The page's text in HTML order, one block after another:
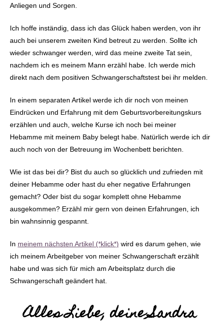
Anliegen und Sorgen.
Ich hoffe inständig, dass ich das Glück haben werden, von ihr
auch bei unserem zweiten Kind betreut zu werden. Sollte ich
wieder schwanger werden, wird das meine zweite Tat sein,
nachdem ich es meinem Mann erzähl habe. Ich werde mich
direkt nach dem positiven Schwangerschaftstest bei ihr melden.
In einem separaten Artikel werde ich dir noch von meinen
Eindrücken und Erfahrung mit dem Geburtsvorbereitungskurs
erzählen und auch, welche Kurse ich noch bei meiner
Hebamme mit meinem Baby belegt habe. Natürlich werde ich dir
auch noch von der Betreuung im Wochenbett berichten.
Wie ist das bei dir? Bist du auch so glücklich und zufrieden mit
deiner Hebamme oder hast du eher negative Erfahrungen
gemacht? Oder bist du sogar komplett ohne Hebamme
ausgekommen? Erzähl mir gern von deinen Erfahrungen, ich
bin wahnsinnig gespannt.
In meinem nächsten Artikel (*klick*) wird es darum gehen, wie
ich meinem Arbeitgeber von meiner Schwangerschaft erzählt
habe und was sich für mich am Arbeitsplatz durch die
Schwangerschaft geändert hat.
Alles Liebe, deine Sandra